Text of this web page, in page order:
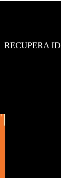
RECUPERA ID